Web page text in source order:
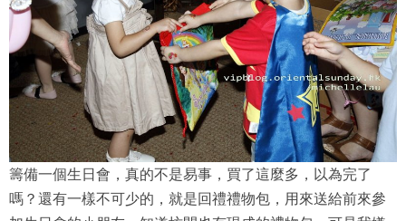
籌備一個生日會，真的不是易事，買了這麼多，以為完了
嗎？還有一樣不可少的，就是回禮禮物包，用來送給前來參